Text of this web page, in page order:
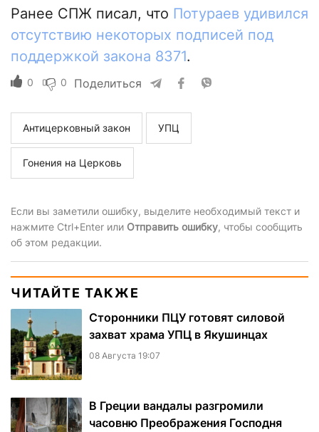
Ранее СПЖ писал, что Потураев удивился
отсутствию некоторых подписей под
поддержкой закона 8371.
0 0 Поделиться
Антицерковный закон УПЦ
Гонения на Церковь
Если вы заметили ошибку, выделите необходимый текст и
нажмите Ctrl+Enter или Отправить ошибку, чтобы сообщить
об этом редакции.
ЧИТАЙТЕ ТАКЖЕ
Сторонники ПЦУ готовят силовой
захват храма УПЦ в Якушинцах
08 Августа 19:07
В Греции вандалы разгромили
часовню Преображения Господня